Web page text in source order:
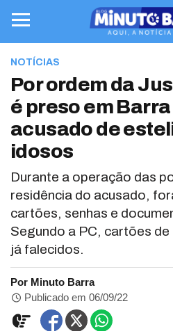
NOTÍCIAS
Por ordem da
é preso em
acusado de
idosos
Durante a operação das
residência do acusado,
cartões, senhas e
Segundo a PC, cartões
já falecidos.
Por Minuto Barra
Publicado em 06/09/22